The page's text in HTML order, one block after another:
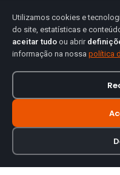
Utilizamos cookies e
do site, estatísticas e
aceitar tudo ou abrir
informação na nossa política